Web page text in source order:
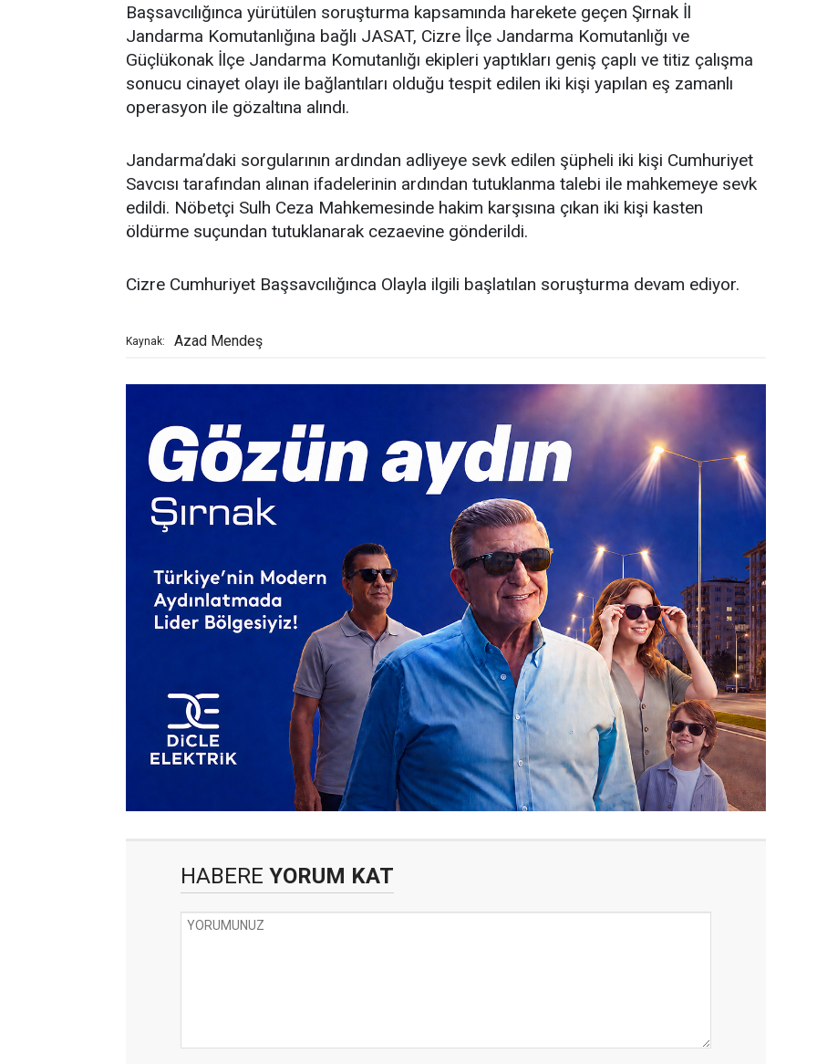
Başsavcılığınca yürütülen soruşturma kapsamında harekete geçen Şırnak İl
Jandarma Komutanlığına bağlı JASAT, Cizre İlçe Jandarma Komutanlığı ve
Güçlükonak İlçe Jandarma Komutanlığı ekipleri yaptıkları geniş çaplı ve titiz çalışma
sonucu cinayet olayı ile bağlantıları olduğu tespit edilen iki kişi yapılan eş zamanlı
operasyon ile gözaltına alındı.
Jandarma’daki sorgularının ardından adliyeye sevk edilen şüpheli iki kişi Cumhuriyet
Savcısı tarafından alınan ifadelerinin ardından tutuklanma talebi ile mahkemeye sevk
edildi. Nöbetçi Sulh Ceza Mahkemesinde hakim karşısına çıkan iki kişi kasten
öldürme suçundan tutuklanarak cezaevine gönderildi.
Cizre Cumhuriyet Başsavcılığınca Olayla ilgili başlatılan soruşturma devam ediyor.
Kaynak: Azad Mendeş
HABERE YORUM KAT